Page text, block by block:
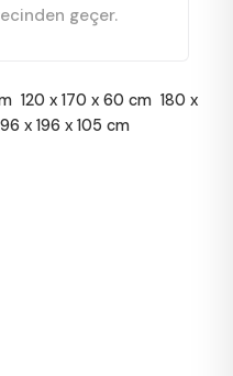
geçer.
120 x 170 x 60 cm 180 x
x 196 x 105 cm